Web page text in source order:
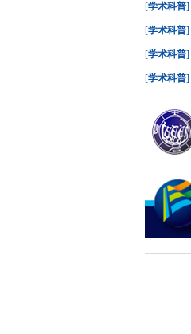
[学术科普]
[学术科普]
[学术科普]
[学术科普]